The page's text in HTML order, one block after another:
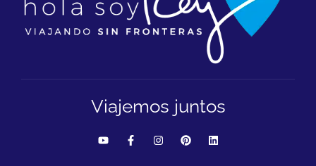
Viajemos juntos